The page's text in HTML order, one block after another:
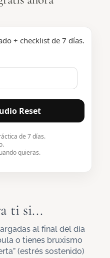
+ checklist de 7 días.
de 7 días.
quieras.
ti si...
al final del día
o tienes bruxismo
(estrés sostenido)